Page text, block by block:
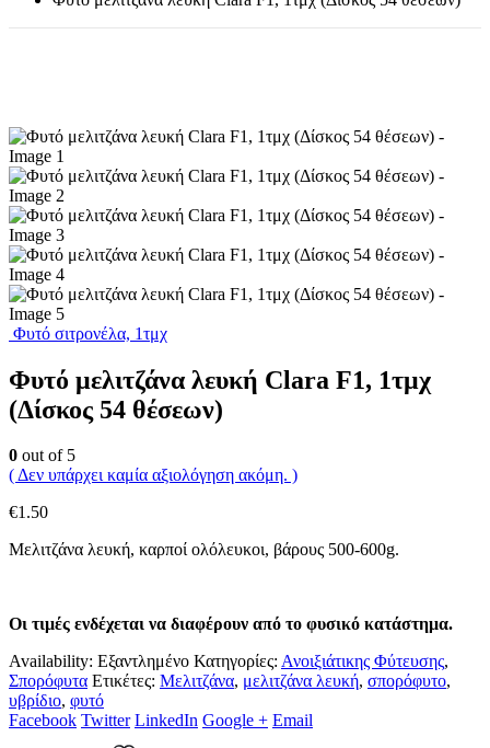
Φυτό σιτρονέλα, 1τμχ
Φυτό μελιτζάνα λευκή Clara F1, 1τμχ
(Δίσκος 54 θέσεων)
0 out of 5
( Δεν υπάρχει καμία αξιολόγηση ακόμη. )
€1.50
Μελιτζάνα λευκή, καρποί ολόλευκοι, βάρους 500-600g.
Οι τιμές ενδέχεται να διαφέρουν από το φυσικό κατάστημα.
Availability: Εξαντλημένο Κατηγορίες: Ανοιξιάτικης Φύτευσης,
Σπορόφυτα Ετικέτες: Μελιτζάνα, μελιτζάνα λευκή, σπορόφυτο,
υβρίδιο, φυτό
Facebook Twitter LinkedIn Google + Email